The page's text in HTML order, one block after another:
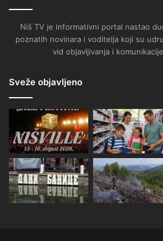
Niš TV je informativni portal nastao
poznatih novinara i voditelja koji su
vid objavljivanja i
Sveže objavljeno